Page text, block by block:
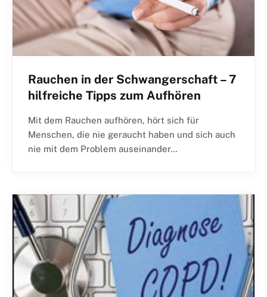
Rauchen in der Schwangerschaft – 7
hilfreiche Tipps zum Aufhören
Mit dem Rauchen aufhören, hört sich für
Menschen, die nie geraucht haben und sich auch
nie mit dem Problem auseinander…